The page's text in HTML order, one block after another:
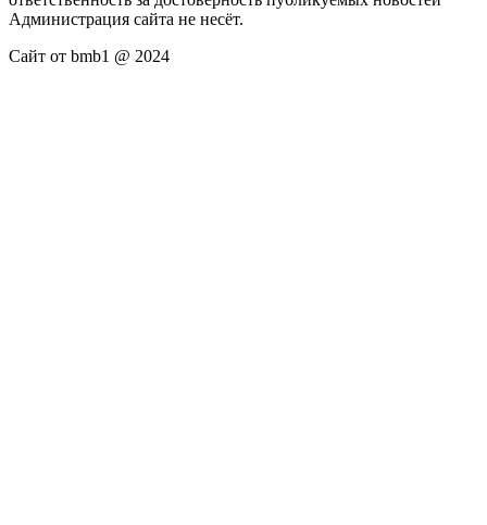
Администрация сайта не несёт.
Сайт от bmb1 @ 2024